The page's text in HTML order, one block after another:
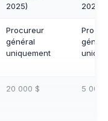
2025)
2024)
Procureur
général
uniquement
20 000 $ 5 000